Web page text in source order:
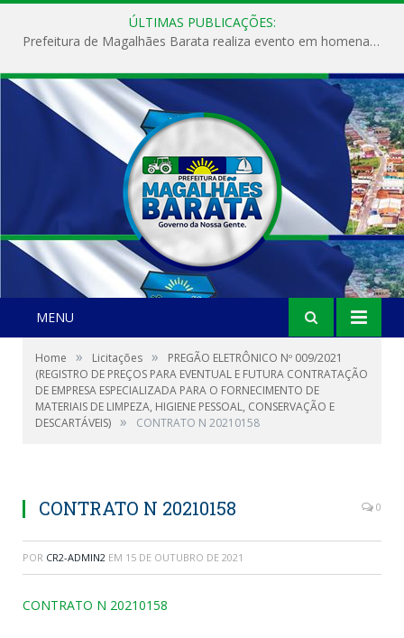
ÚLTIMAS PUBLICAÇÕES:
Prefeitura de Magalhães Barata realiza evento em homenagem ao Dia Internacional da Mulher
MENU
Home » Licitações »
PREGÃO ELETRÔNICO Nº 009/2021
(REGISTRO DE PREÇOS PARA EVENTUAL E FUTURA CONTRATAÇÃO
DE EMPRESA ESPECIALIZADA PARA O FORNECIMENTO DE
MATERIAIS DE LIMPEZA, HIGIENE PESSOAL, CONSERVAÇÃO E
DESCARTÁVEIS) » CONTRATO N 20210158
CONTRATO N 20210158 0
POR CR2-ADMIN2 EM 15 DE OUTUBRO DE 2021
CONTRATO N 20210158